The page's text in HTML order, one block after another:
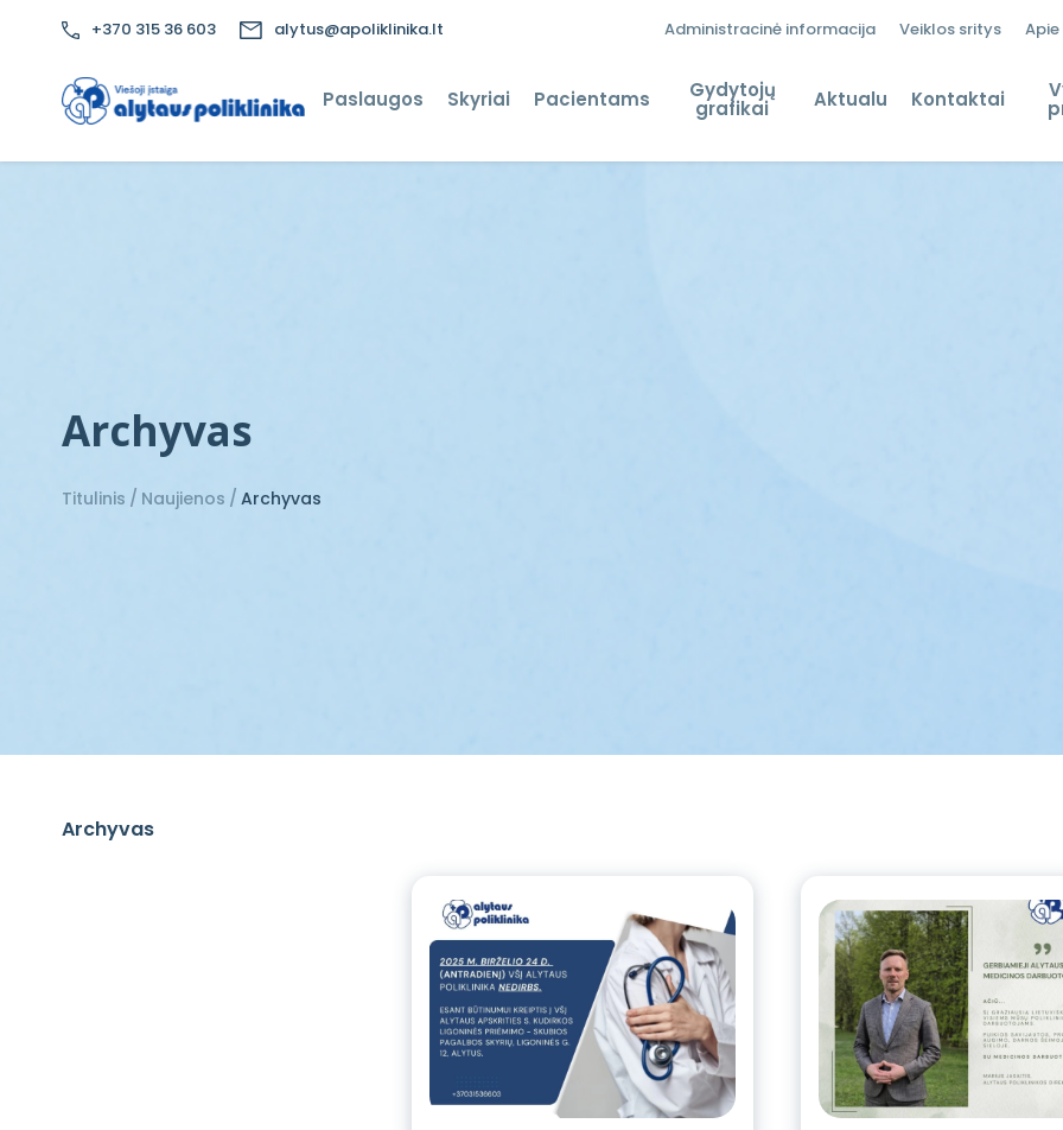
+370 315 36 603 alytus@apoliklinika.lt Administracinė informacija Veiklos sritys
Paslaugos Skyriai Pacientams Gydytojų
grafikai Aktualu Kontaktai
Archyvas
Titulinis Naujienos Archyvas
Archyvas